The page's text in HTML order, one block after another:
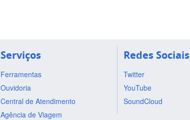
Serviços
Ferramentas
Ouvidoria
Central de Atendimento
Agência de Viagem
Redes Sociais
Twitter
YouTube
SoundCloud